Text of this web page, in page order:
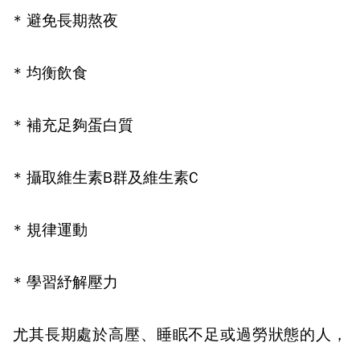
* 避免長期熬夜
* 均衡飲食
* 補充足夠蛋白質
* 攝取維生素B群及維生素C
* 規律運動
* 學習紓解壓力
尤其長期處於高壓、睡眠不足或過勞狀態的人，